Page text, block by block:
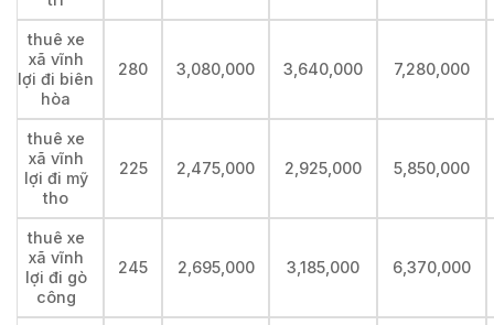
thuê xe
xã vĩnh
lợi đi biên
hòa
280 3,080,000 3,640,000 7,280,000
thuê xe
xã vĩnh
lợi đi mỹ
tho
225 2,475,000 2,925,000 5,850,000
thuê xe
xã vĩnh
lợi đi gò
công
245 2,695,000 3,185,000 6,370,000